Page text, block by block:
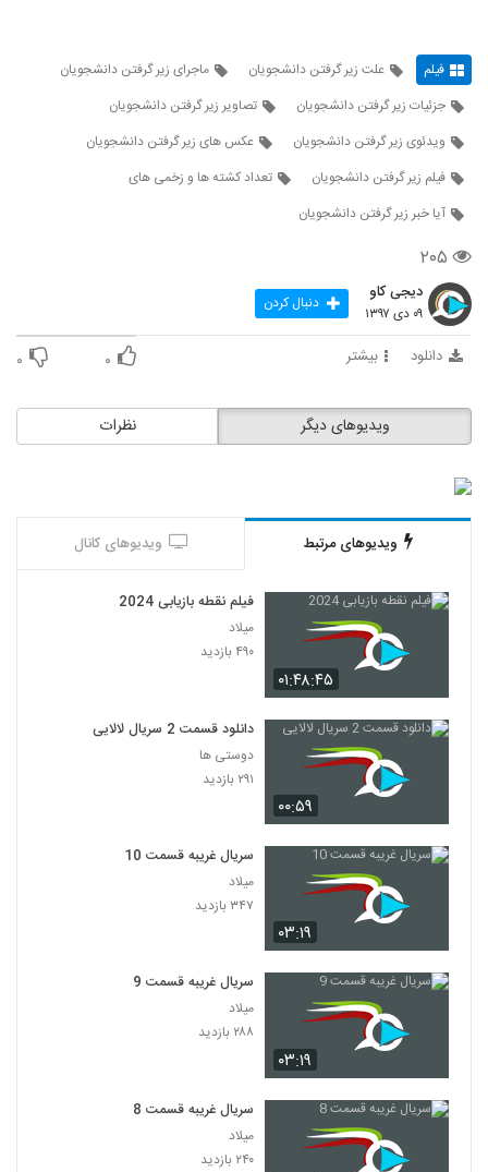
فیلم علت زیر گرفتن دانشجویان
ماجرای زیر گرفتن دانشجویان
جزئیات زیر گرفتن دانشجویان
تصاویر زیر گرفتن دانشجویان
ویدئوی زیر گرفتن دانشجویان
عکس های زیر گرفتن دانشجویان
فیلم زیر گرفتن دانشجویان
تعداد کشته ها و زخمی های
آیا خبر زیر گرفتن دانشجویان
۲۰۵
دیجی کاو
۰۹ دی ۱۳۹۷ دنبال کردن
دانلود بیشتر ۰ ۰
نظرات ویدیوهای دیگر
ویدیوهای مرتبط ویدیوهای کانال
۰۱:۴۸:۴۵
فیلم نقطه بازیابی 2024
میلاد
۴۹۰ بازدید
۰۰:۵۹
دانلود قسمت 2 سریال لالایی
دوستی ها
۲۹۱ بازدید
۰۳:۱۹
سریال غریبه قسمت 10
میلاد
۳۴۷ بازدید
۰۳:۱۹
سریال غریبه قسمت 9
میلاد
۲۸۸ بازدید
سریال غریبه قسمت 8
میلاد
۲۴۰ بازدید